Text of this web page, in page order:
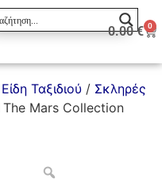
0.00€ 0
Είδη Ταξιδιού / Σκληρές
Mars Collection